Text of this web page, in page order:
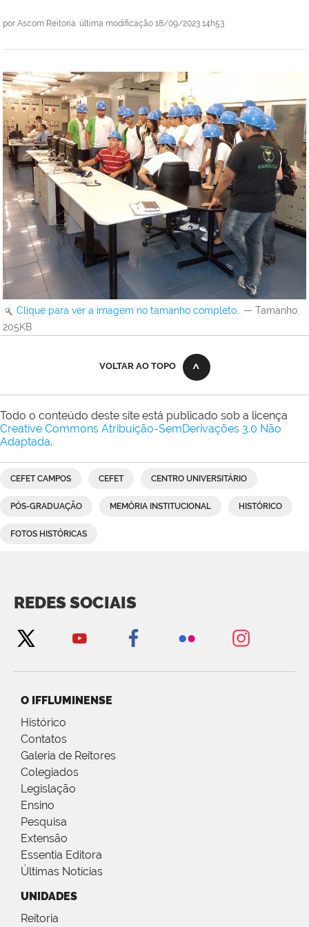
por Ascom Reitoria. última modificação 18/09/2023 14h53
Clique para ver a imagem no tamanho completo… — Tamanho:
205KB
VOLTAR AO TOPO
Todo o conteúdo deste site está publicado sob a licença
Creative Commons Atribuição-SemDerivações 3.0 Não
Adaptada.
CEFET CAMPOS CEFET CENTRO UNIVERSITÁRIO
PÓS-GRADUAÇÃO MEMÓRIA INSTITUCIONAL HISTÓRICO
FOTOS HISTÓRICAS
REDES SOCIAIS
O IFFLUMINENSE
Histórico
Contatos
Galeria de Reitores
Colegiados
Legislação
Ensino
Pesquisa
Extensão
Essentia Editora
Últimas Notícias
UNIDADES
Reitoria